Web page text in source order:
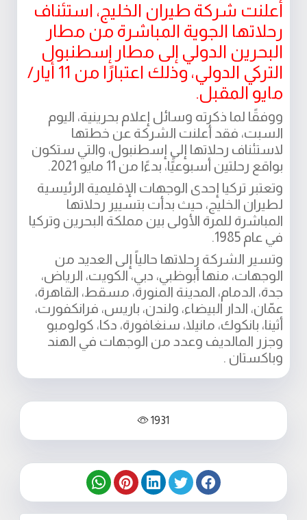
أعلنت شركة طيران الخليج، استئناف
رحلاتها الجوية المباشرة من مطار
البحرين الدولي إلى مطار إسطنبول
التركي الدولي، وذلك اعتبارًا من 11 أيار/
مايو المقبل.
ووفقًا لما ذكرته وسائل إعلام بحرينية، اليوم
السبت، فقد أعلنت الشركة عن خطتها
لاستئناف رحلاتها إلى إسطنبول، والتي ستكون
بواقع رحلتين أسبوعيًًا، بدءًا من 11 مايو 2021.
وتعتبر تركيا إحدى الوجهات الإقليمية الرئيسية
لطيران الخليج، حيث بدأت بتسيير رحلاتها
المباشرة للمرة الأولى بين مملكة البحرين وتركيا
في عام 1985.
وتسير الشركة رحلاتها حالياً إلى العديد من
الوجهات، منها أبوظبي، دبي، الكويت، الرياض،
جدة، الدمام، المدينة المنورة، مسقط، القاهرة،
عمّان، الدار البيضاء، ولندن، باريس، فرانكفورت،
أثينا، بانكوك، مانيلا، سنغافورة، دكا، كولومبو
وجزر المالديف وعدد من الوجهات في الهند
وباكستان .
1931